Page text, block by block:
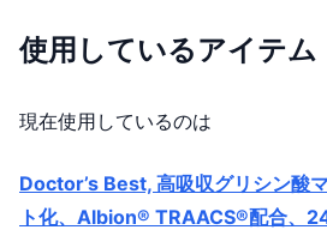
使用しているアイテム
現在使用しているのは
Doctor’s Best, 高吸収グリシン酸
ト化、Albion® TRAACS®配合、